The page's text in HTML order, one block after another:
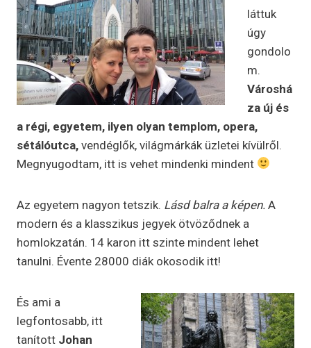
láttuk
úgy
gondolo
m.
Városhá
za új és
a régi, egyetem, ilyen olyan templom, opera,
sétálóutca, vendéglők, világmárkák üzletei kívülről.
Megnyugodtam, itt is vehet mindenki mindent
Az egyetem nagyon tetszik. Lásd balra a képen. A
modern és a klasszikus jegyek ötvöződnek a
homlokzatán. 14 karon itt szinte mindent lehet
tanulni. Évente 28000 diák okosodik itt!
És ami a
legfontosabb, itt
tanított Johan